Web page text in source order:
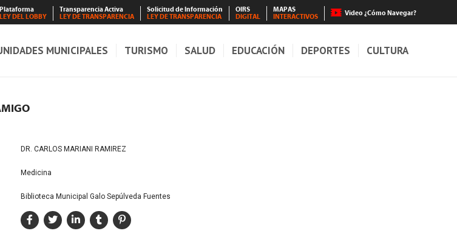
Plataforma
LEY DEL LOBBY
Transparencia Activa
LEY DE TRANSPARENCIA
Solicitud de Información
LEY DE TRANSPARENCIA
OIRS
DIGITAL
MAPAS
INTERACTIVOS
Video ¿Cómo Navegar?
MUNICIPALES TURISMO SALUD EDUCACIÓN DEPORTES CULTURA
DR. CARLOS MARIANI RAMIREZ
Medicina
Biblioteca Municipal Galo Sepúlveda Fuentes